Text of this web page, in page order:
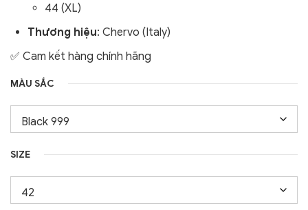
44 (XL)
Thương hiệu: Chervo (Italy)
✅ Cam kết hàng chính hãng
MÀU SẮC
SIZE